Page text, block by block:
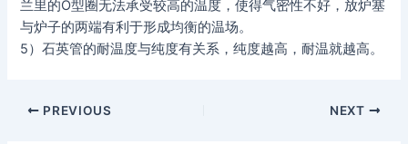
兰里的O型圈无法承受较高的温度，使得气密性不好，放炉塞
与炉子的两端有利于形成均衡的温场。
5）石英管的耐温度与纯度有关系，纯度越高，耐温就越高。
PREVIOUS NEXT